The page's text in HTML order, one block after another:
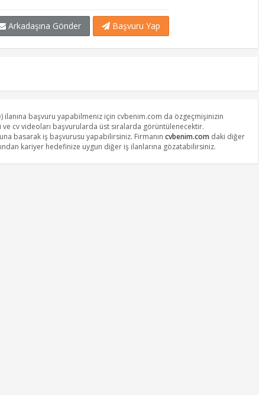
Başvuru Yap
Arkadaşına Gönder
ilanına başvuru yapabilmeniz için cvbenim.com da özgeçmişinizin
cv videoları başvurularda üst sıralarda görüntülenecektir.
basarak iş başvurusu yapabilirsiniz. Firmanın cvbenim.com daki diğer
kariyer hedefinize uygun diğer iş ilanlarına gözatabilirsiniz.